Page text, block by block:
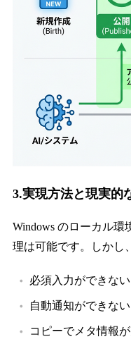
3.実現方法と現実的
Windows のローカル
理は可能です。しかし、
必須入力ができない
自動通知ができない
コピーでメタ情報